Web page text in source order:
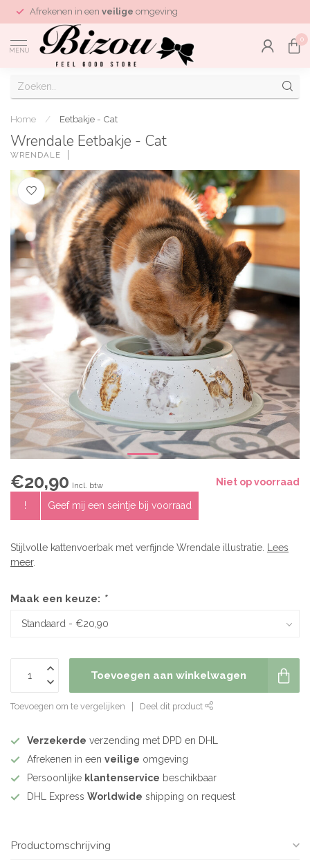
Afrekenen in een veilige omgeving
MENU
0
Home / Eetbakje - Cat
Wrendale Eetbakje - Cat
WRENDALE
€20,90 Incl. btw Niet op voorraad
! Geef mij een seintje bij voorraad
Stijlvolle kattenvoerbak met verfijnde Wrendale illustratie.
Lees
meer.
Maak een keuze: *
Toevoegen aan winkelwagen
Toevoegen om te vergelijken Deel dit product
Verzekerde verzending met DPD en DHL
Afrekenen in een veilige omgeving
Persoonlijke klantenservice beschikbaar
DHL Express Worldwide shipping on request
Productomschrijving